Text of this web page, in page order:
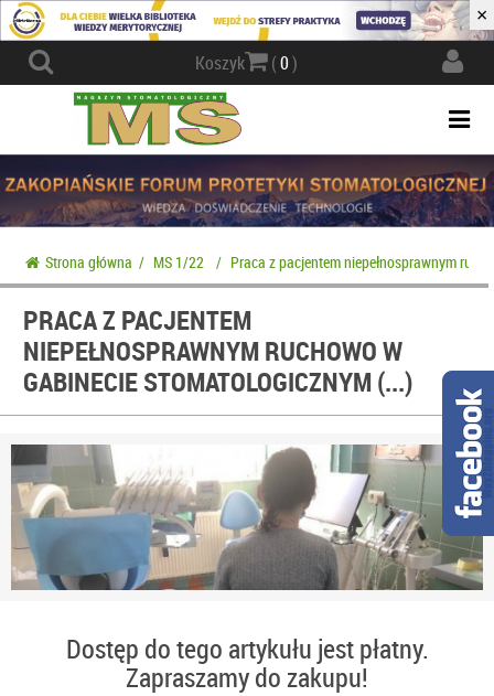
×
Koszyk (0)
Strona główna / MS 1/22 / Praca z pacjentem niepełnosprawnym
PRACA Z PACJENTEM
NIEPEŁNOSPRAWNYM RUCHOWO W
GABINECIE STOMATOLOGICZNYM (...)
Dostęp do tego artykułu jest płatny.
Zapraszamy do zakupu!